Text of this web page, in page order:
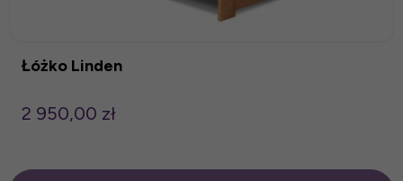
Łóżko Linden
2 950,00 zł